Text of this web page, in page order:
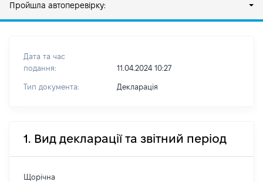
Пройшла автоперевірку:
Дата та час
подання:
11.04.2024 10:27
Тип документа: Декларація
1. Вид декларації та звітний період
Щорічна